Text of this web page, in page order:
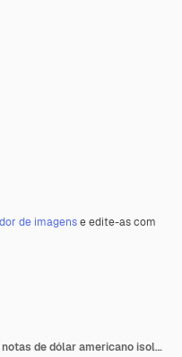
de imagense edite-as com
Grande conjunto de pacotes de notas de dólar americano isoladas em branco. Colagem com muitos pacotes de dinheiro americano com alta resolução na cor de fundo branco perfeito